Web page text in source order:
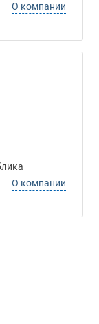
О компании
О компании